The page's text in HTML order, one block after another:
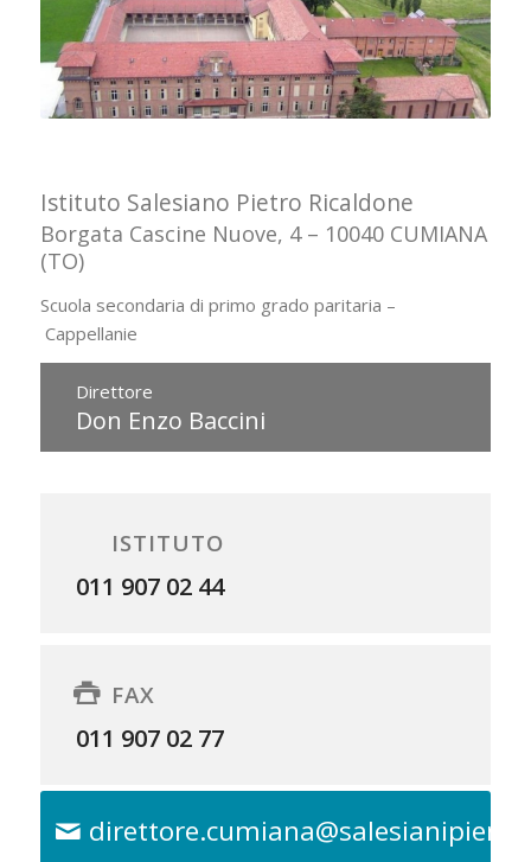
Istituto Salesiano Pietro Ricaldone
Borgata Cascine Nuove, 4 – 10040 CUMIANA
(TO)
Scuola secondaria di primo grado paritaria –
Cappellanie
Direttore
Don Enzo Baccini
ISTITUTO
011 907 02 44
FAX
011 907 02 77